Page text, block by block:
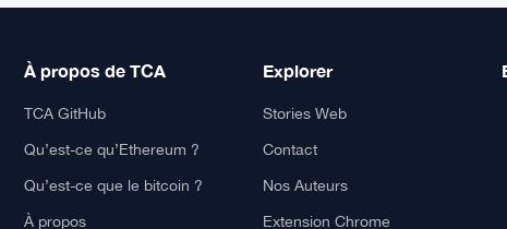
À propos de TCA
TCA GitHub
Qu’est-ce qu’Ethereum ?
Qu’est-ce que le bitcoin ?
À propos
Explorer
Stories Web
Contact
Nos Auteurs
Extension Chrome